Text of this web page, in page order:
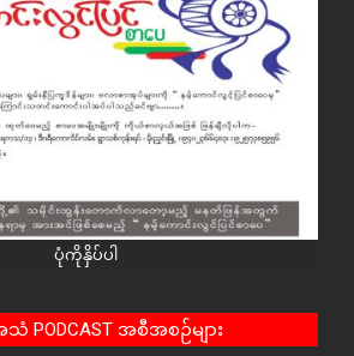
ပုံကိုနှိပ်ပါ
PODCAST အစီအစဉ်များ